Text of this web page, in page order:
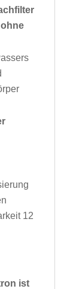
12
ist